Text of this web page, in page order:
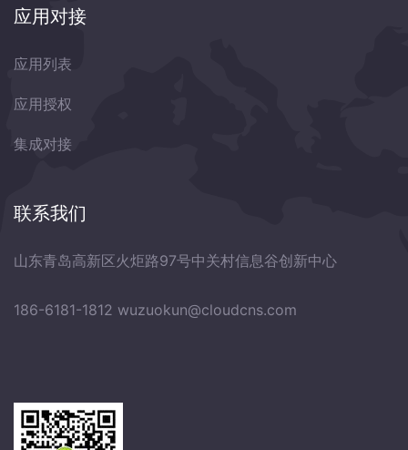
应用对接
应用列表
应用授权
集成对接
联系我们
山东青岛高新区火炬路97号中关村信息谷创新中心
186-6181-1812 wuzuokun@cloudcns.com